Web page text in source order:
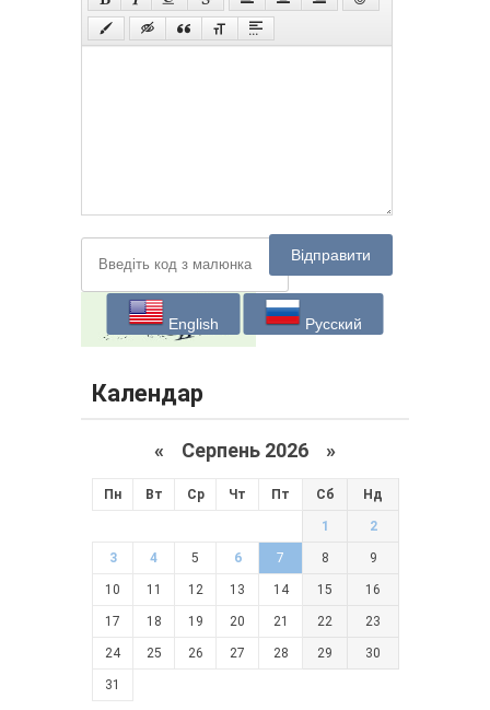
Відправити
English Русский
Календар
« Серпень 2026 »
Пн Вт Ср Чт Пт Сб Нд
1 2
3 4 5 6 7 8 9
10 11 12 13 14 15 16
17 18 19 20 21 22 23
24 25 26 27 28 29 30
31